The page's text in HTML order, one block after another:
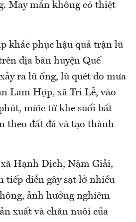
May mắn không có thiệt
khắc phục hậu quả trận lũ
địa bàn huyện Quế
ra lũ ống, lũ quét do mưa
Lam Hợp, xã Tri Lễ, vào
nước từ khe suối bất
theo đất đá và tạo thành
Hạnh Dịch, Nậm Giải,
tiếp diễn gây sạt lở nhiều
ảnh hưởng nghiêm
xuất và chăn nuôi của